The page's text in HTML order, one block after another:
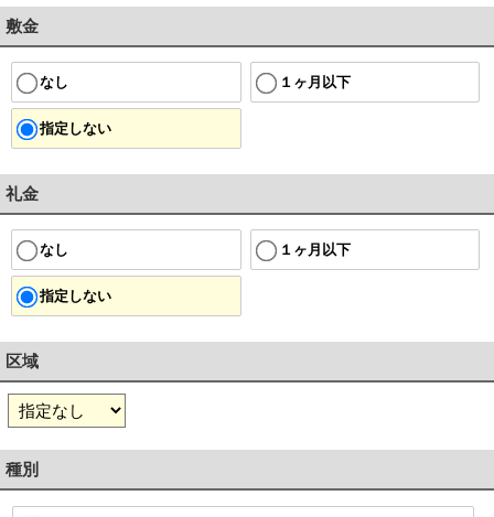
敷金
なし １ヶ月以下
指定しない
礼金
なし １ヶ月以下
指定しない
区域
種別